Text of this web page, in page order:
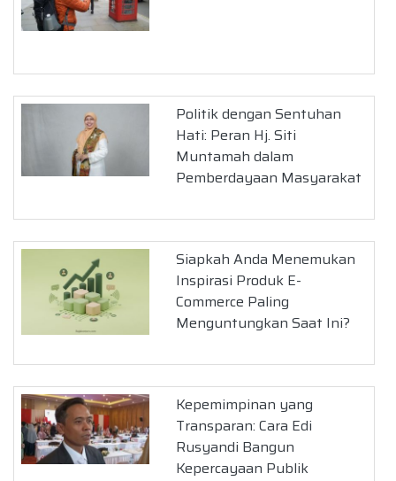
Politik dengan Sentuhan
Hati: Peran Hj. Siti
Muntamah dalam
Pemberdayaan Masyarakat
Siapkah Anda Menemukan
Inspirasi Produk E-
Commerce Paling
Menguntungkan Saat Ini?
Kepemimpinan yang
Transparan: Cara Edi
Rusyandi Bangun
Kepercayaan Publik